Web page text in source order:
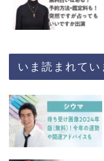
いま読まれてい